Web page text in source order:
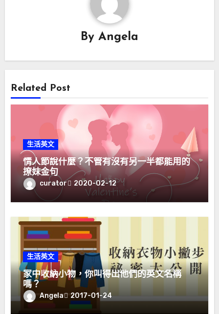
By Angela
Related Post
生活英文
情人節說什麼？不管有沒有另一半都能用的
撩妹金句
curator 2020-02-12
生活英文
家中收納小物，你叫得出他們的英文名稱
嗎？
Angela 2017-01-24